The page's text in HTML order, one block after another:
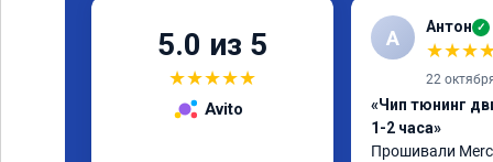
5.0 из 5
★★★★★
Avito
А Антон ✓
★★★
22
«Чип тюнинг
1-2 часа»
Прошивали